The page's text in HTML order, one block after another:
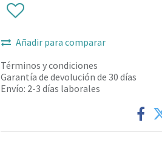
Añadir para comparar
Términos y condiciones
Garantía de devolución de 30 días
Envío: 2-3 días laborales